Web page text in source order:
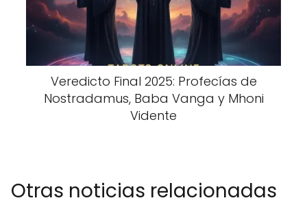
Veredicto Final 2025: Profecías de
Nostradamus, Baba Vanga y Mhoni
Vidente
Otras noticias relacionadas